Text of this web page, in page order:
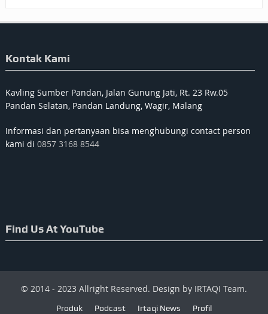
Kontak Kami
Kavling Sumber Pandan, Jalan Gunung Jati, Rt. 23 Rw.05
Pandan Selatan, Pandan Landung, Wagir, Malang
Informasi dan pertanyaan bisa menghubungi contact person
kami di 0857 3168 8544
Find Us At YouTube
© 2014 - 2023 Allright Reserved. Design by IRTAQI Team.
Produk Podcast Irtaqi News Profil